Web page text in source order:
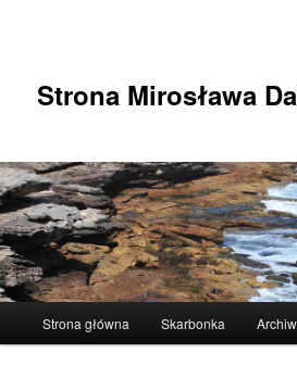
Strona Mirosława
Strona główna Skarbonka